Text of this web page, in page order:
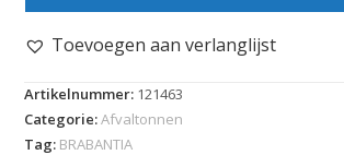
Toevoegen aan verlanglijst
Artikelnummer: 121463
Categorie:Afvaltonnen
Tag: BRABANTIA